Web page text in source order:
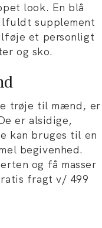
look. En blå
supplement
et personligt
og sko.
trøje til mænd, er
er alsidige,
kan bruges til en
begivenhed.
og få masser
fragt v/ 499